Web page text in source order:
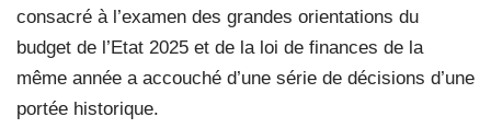
consacré à l’examen des grandes orientations du
budget de l’Etat 2025 et de la loi de finances de la
même année a accouché d’une série de décisions d’une
portée historique.